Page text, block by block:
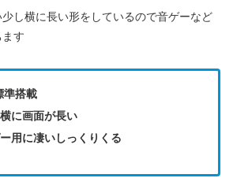
し横に長い形をしているので音ゲーなど
す
準搭載
に画面が長い
用に凄いしっくりくる